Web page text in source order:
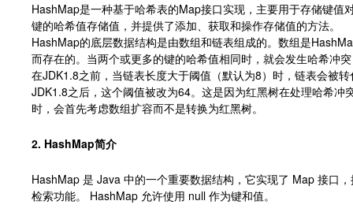
HashMap是一种基于哈希表的Map接口实现，主要用于存储键值
键的哈希值存储值，并提供了添加、获取和操作存储值的方法。
HashMap的底层数据结构是由数组和链表组成的。数组是
而存在的。当两个或更多的键的哈希值相同时，就会发生哈希冲
在JDK1.8之前，当链表长度大于阈值（默认为8）时，链表会被
JDK1.8之后，这个阈值被改为64。这是因为红黑树在处理哈希冲
时，会首先考虑数组扩容而不是转换为红黑树。
2. HashMap简介
HashMap 是 Java 中的一个重要数据结构，它实现了 Map 接口
检索功能。 HashMap 允许使用 null 作为键和值。